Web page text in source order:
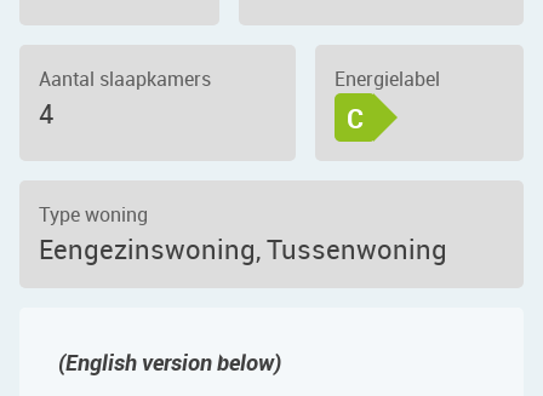
Aantal slaapkamers
4
Energielabel
C
Type woning
Eengezinswoning, Tussenwoning
(English version below)